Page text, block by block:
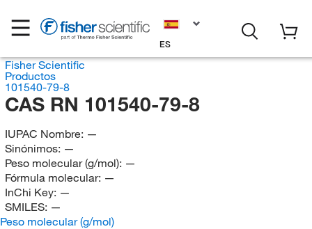
ES
Fisher Scientific
Productos
101540-79-8
CAS RN 101540-79-8
IUPAC Nombre: —
Sinónimos: —
Peso molecular (g/mol): —
Fórmula molecular: —
InChi Key: —
SMILES: —
Peso molecular (g/mol)